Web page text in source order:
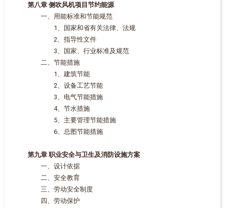
第八章 侧吹风机项目节约能源
一、用能标准和节能规范
1、国家和省有关法律、法规
2、指导性文件
3、国家、行业标准及规范
二、节能措施
1、建筑节能
2、设备工艺节能
3、电气节能措施
4、节水措施
5、主要管理节能措施
6、总图节能措施
第九章 职业安全与卫生及消防设施方案
一、设计依据
二、安全教育
三、劳动安全制度
四、劳动保护